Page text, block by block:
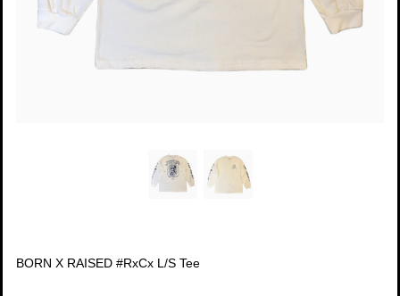
BORN X RAISED #RxCx L/S Tee